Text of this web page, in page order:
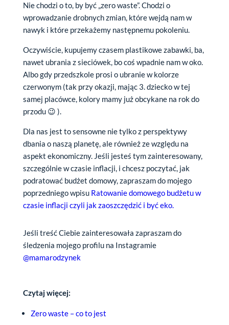
Nie chodzi o to, by być „zero waste”. Chodzi o
wprowadzanie drobnych zmian, które wejdą nam w
nawyk i które przekażemy następnemu pokoleniu.
Oczywiście, kupujemy czasem plastikowe zabawki, ba,
nawet ubrania z sieciówek, bo coś wpadnie nam w oko.
Albo gdy przedszkole prosi o ubranie w kolorze
czerwonym (tak przy okazji, mając 3. dziecko w tej
samej placówce, kolory mamy już obcykane na rok do
przodu 😉 ).
Dla nas jest to sensowne nie tylko z perspektywy
dbania o naszą planetę, ale również ze względu na
aspekt ekonomiczny. Jeśli jesteś tym zainteresowany,
szczególnie w czasie inflacji, i chcesz poczytać, jak
podratować budżet domowy, zapraszam do mojego
poprzedniego wpisu Ratowanie domowego budżetu w
czasie inflacji czyli jak zaoszczędzić i być eko.
Jeśli treść Ciebie zainteresowała zapraszam do
śledzenia mojego profilu na Instagramie
@mamarodzynek
Czytaj więcej:
Zero waste – co to jest